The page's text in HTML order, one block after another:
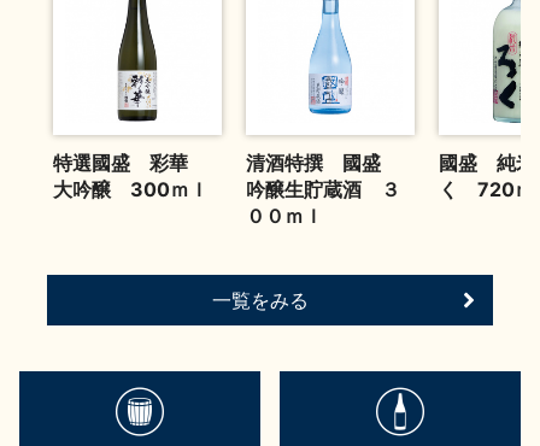
特選國盛 彩華
大吟醸 300ｍｌ
清酒特撰 國盛
吟醸生貯蔵酒 ３
００ｍｌ
國盛 純米
く 720ｍ
一覧をみる